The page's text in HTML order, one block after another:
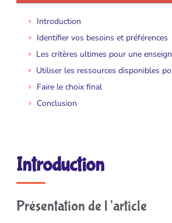
Introduction
Identifier vos besoins et préférences
Faire le choix final
Conclusion
Introduction
Présentation de l’article